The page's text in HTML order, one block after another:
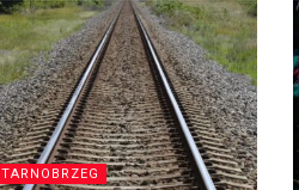
TARNOBRZEG